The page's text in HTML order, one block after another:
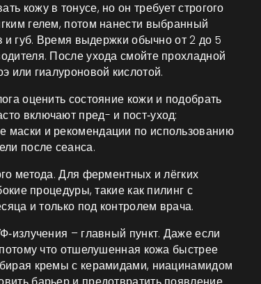
кожу в тонусе, но он требует строгого
гелем, потом нанести выбранный
и губ. Время выдержки обычно от 2 до 5
После ухода смойте прохладной
или гиалуроновой кислотой.
оценить состояние кожи и подобрать
включают пред- и пост‑уход:
маски и рекомендации по использованию
после сеанса.
метода. Для ферментных и лёгких
процедуры, такие как пилинг с
и только под контролем врача.
– главный пункт. Даже если
что отшелушенная кожа быстрее
кремы с керамидами, ниацинамидом